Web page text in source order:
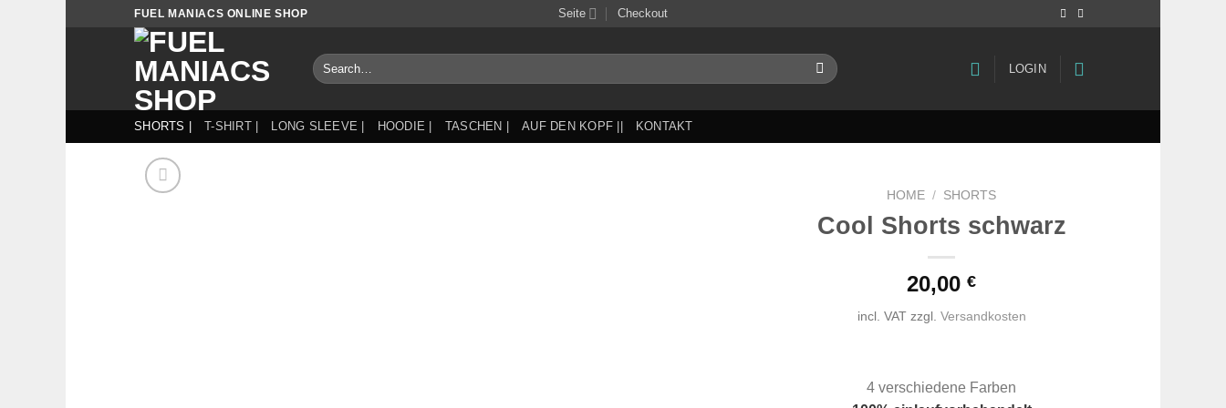
FUEL MANIACS ONLINE SHOP Seite Checkout
Search
for:
LOGIN
SHORTS | T-SHIRT | LONG SLEEVE | HOODIE | TASCHEN | AUF DEN KOPF || KONTAKT
HOME / SHORTS
Cool Shorts schwarz
20,00 €
incl. VAT zzgl. Versandkosten
4 verschiedene Farben